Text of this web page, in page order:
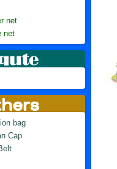
net
net
bag
Cap